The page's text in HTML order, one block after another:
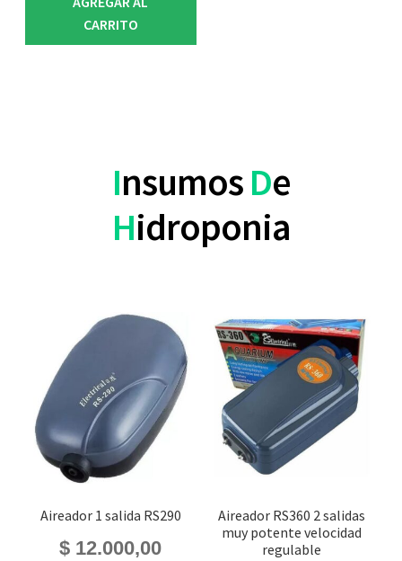
CARRITO
InsumosDe
Hidroponia
Aireador 1 salida RS290
$ 12.000,00
Aireador RS360 2 salidas
muy potente velocidad
regulable